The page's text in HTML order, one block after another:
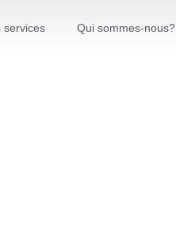
services Qui sommes-nous?